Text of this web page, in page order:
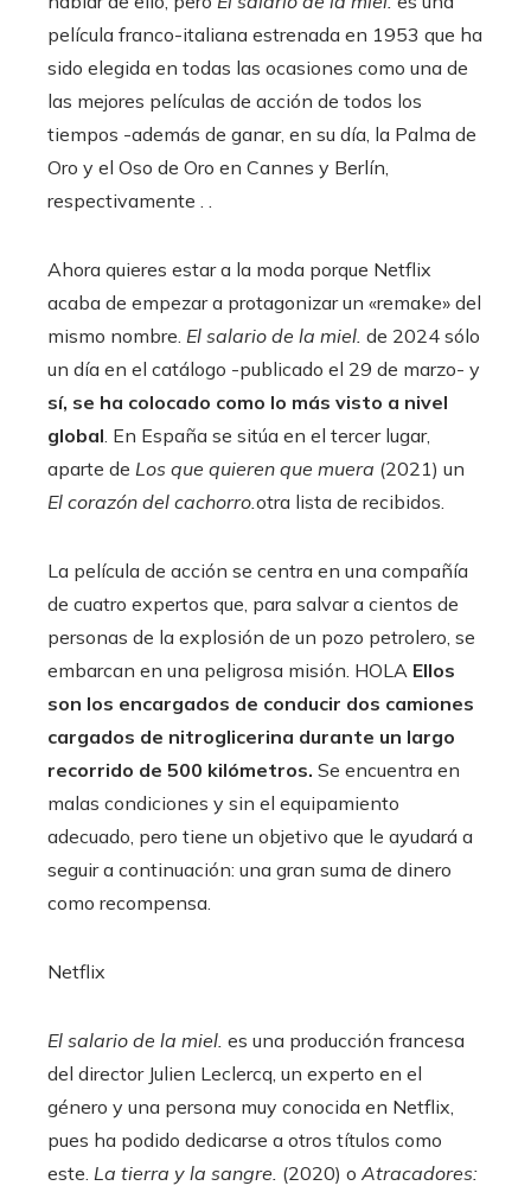
película franco-italiana estrenada en 1953 que ha
sido elegida en todas las ocasiones como una de
las mejores películas de acción de todos los
tiempos -además de ganar, en su día, la Palma de
Oro y el Oso de Oro en Cannes y Berlín,
respectivamente . .
Ahora quieres estar a la moda porque Netflix
acaba de empezar a protagonizar un «remake» del
mismo nombre. El salario de la miel. de 2024 sólo
un día en el catálogo -publicado el 29 de marzo- y
sí, se ha colocado como lo más visto a nivel
global . En España se sitúa en el tercer lugar,
aparte de Los que quieren que muera (2021) un
El corazón del cachorro. otra lista de recibidos.
La película de acción se centra en una compañía
de cuatro expertos que, para salvar a cientos de
personas de la explosión de un pozo petrolero, se
embarcan en una peligrosa misión. HOLA Ellos
son los encargados de conducir dos camiones
cargados de nitroglicerina durante un largo
recorrido de 500 kilómetros. Se encuentra en
malas condiciones y sin el equipamiento
adecuado, pero tiene un objetivo que le ayudará a
seguir a continuación: una gran suma de dinero
como recompensa.
Netflix
El salario de la miel. es una producción francesa
del director Julien Leclercq, un experto en el
género y una persona muy conocida en Netflix,
pues ha podido dedicarse a otros títulos como
este. La tierra y la sangre. (2020) o Atracadores: